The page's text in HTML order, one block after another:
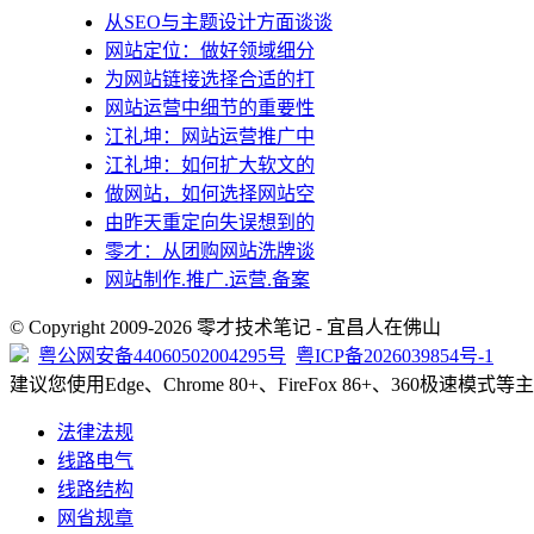
从SEO与主题设计方面谈谈
网站定位：做好领域细分
为网站链接选择合适的打
网站运营中细节的重要性
江礼坤：网站运营推广中
江礼坤：如何扩大软文的
做网站，如何选择网站空
由昨天重定向失误想到的
零才：从团购网站洗牌谈
网站制作.推广.运营.备案
© Copyright 2009-2026 零才技术笔记 - 宜昌人在佛山
粤公网安备44060502004295号 粤ICP备2026039854号-1
建议您使用Edge、Chrome 80+、FireFox 86+、360极速模式等
法律法规
线路电气
线路结构
网省规章